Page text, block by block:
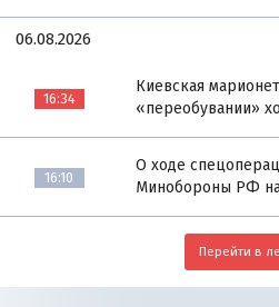
06.08.2026
16:34
Киевская
«переобувании»
16:10
О ходе
Минобороны РФ на
Перейти в